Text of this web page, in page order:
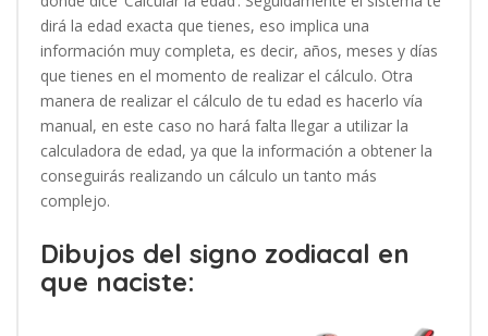
dirá la edad exacta que tienes, eso implica una
información muy completa, es decir, años, meses y días
que tienes en el momento de realizar el cálculo. Otra
manera de realizar el cálculo de tu edad es hacerlo vía
manual, en este caso no hará falta llegar a utilizar la
calculadora de edad, ya que la información a obtener la
conseguirás realizando un cálculo un tanto más
complejo.
Dibujos del signo zodiacal en
que naciste: